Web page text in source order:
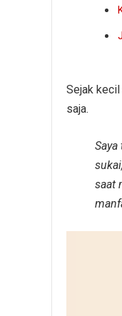
Sejak
saja.
saat